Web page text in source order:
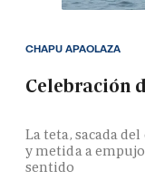
Celebración
La teta, sacada
y metida a
sentido
CHAPU APAOLAZA